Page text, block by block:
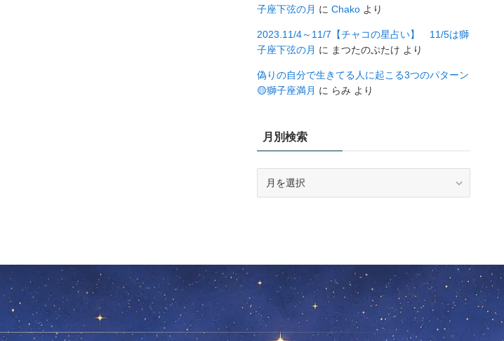
子座下弦の月 に Chako より
2023.11/4～11/7【チャコの星占い】 11/5は獅
子座下弦の月 に まつたのぷたけ より
偽りの自分で生きてる人に起こる3つのパターン
🟡獅子座満月 に らみ より
月別検索